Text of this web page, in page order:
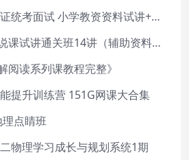
2021年教师资格证统考面试 小学教资资料试讲+答辩
中小学美术面试说课试讲通关班14讲（辅助资料第一套）
阅读系列课教程完整》
提升训练营 151G网课大合集
点睛班
物理学习成长与规划系统1期